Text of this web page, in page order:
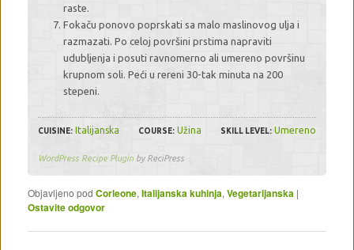
raste.
Fokaču ponovo poprskati sa malo maslinovog ulja i
razmazati. Po celoj površini prstima napraviti
udubljenja i posuti ravnomerno ali umereno površinu
krupnom soli. Peći u rereni 30-tak minuta na 200
stepeni.
CUISINE: Italijanska COURSE: Užina SKILL LEVEL: Umereno
WordPress Recipe Pluginby ReciPress
Objavljeno pod Corleone, Italijanska kuhinja, Vegetarijanska |
Ostavite odgovor